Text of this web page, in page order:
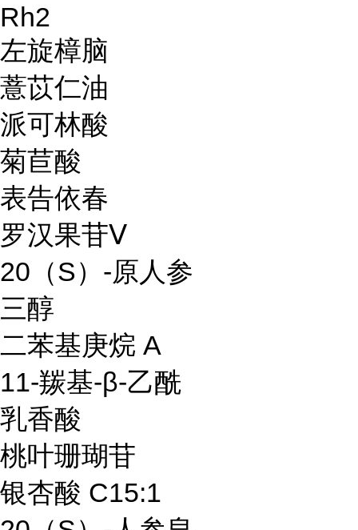
Rh2
左旋樟脑
薏苡仁油
派可林酸
菊苣酸
表告依春
罗汉果苷Ⅴ
20（S）-原人参
三醇
二苯基庚烷 A
11-羰基-β-乙酰
乳香酸
桃叶珊瑚苷
银杏酸 C15:1